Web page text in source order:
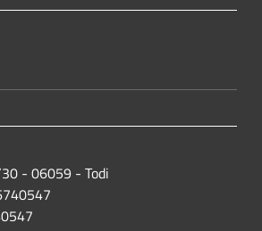
- 06059 - Todi